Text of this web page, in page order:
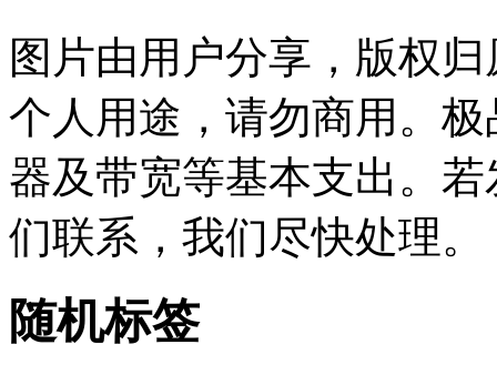
图片由用户分享，版权
个人用途，请勿商用。
器及带宽等基本支出。
们联系，我们尽快处理。
随机标签